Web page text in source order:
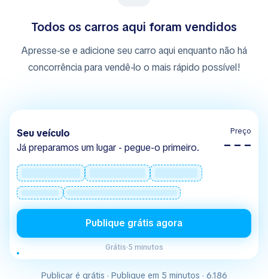
Todos os carros aqui foram vendidos
Apresse-se e adicione seu carro aqui enquanto não há
concorrência para vendê-lo o mais rápido possível!
Seu veículo
Já preparamos um lugar - pegue-o primeiro.
Preço
– – –
Publique grátis agora
Grátis·5 minutos
Publicar é grátis · Publique em 5 minutos · 6.186